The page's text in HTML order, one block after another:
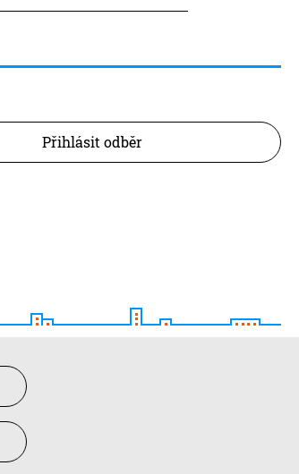
Přihlásit odběr